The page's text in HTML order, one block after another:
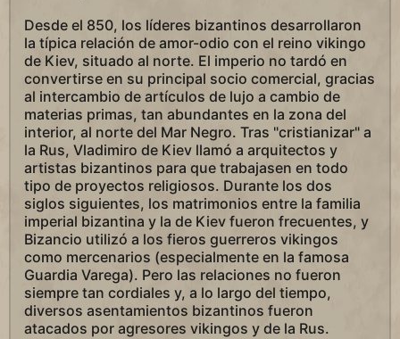
Desde el 850, los líderes bizantinos desarrollaron
la típica relación de amor-odio con el reino vikingo
de Kiev, situado al norte. El imperio no tardó en
convertirse en su principal socio comercial, gracias
al intercambio de artículos de lujo a cambio de
materias primas, tan abundantes en la zona del
interior, al norte del Mar Negro. Tras "cristianizar" a
la Rus, Vladimiro de Kiev llamó a arquitectos y
artistas bizantinos para que trabajasen en todo
tipo de proyectos religiosos. Durante los dos
siglos siguientes, los matrimonios entre la familia
imperial bizantina y la de Kiev fueron frecuentes, y
Bizancio utilizó a los fieros guerreros vikingos
como mercenarios (especialmente en la famosa
Guardia Varega). Pero las relaciones no fueron
siempre tan cordiales y, a lo largo del tiempo,
diversos asentamientos bizantinos fueron
atacados por agresores vikingos y de la Rus.